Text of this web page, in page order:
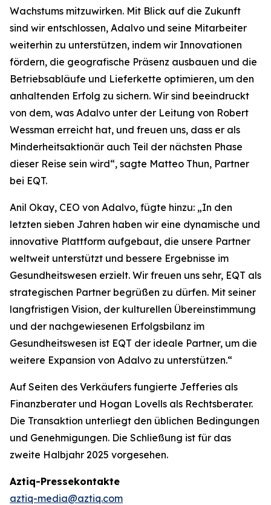
Wachstums mitzuwirken. Mit Blick auf die Zukunft
sind wir entschlossen, Adalvo und seine Mitarbeiter
weiterhin zu unterstützen, indem wir Innovationen
fördern, die geografische Präsenz ausbauen und die
Betriebsabläufe und Lieferkette optimieren, um den
anhaltenden Erfolg zu sichern. Wir sind beeindruckt
von dem, was Adalvo unter der Leitung von Robert
Wessman erreicht hat, und freuen uns, dass er als
Minderheitsaktionär auch Teil der nächsten Phase
dieser Reise sein wird“, sagte Matteo Thun, Partner
bei EQT.
Anil Okay, CEO von Adalvo, fügte hinzu: „In den
letzten sieben Jahren haben wir eine dynamische und
innovative Plattform aufgebaut, die unsere Partner
weltweit unterstützt und bessere Ergebnisse im
Gesundheitswesen erzielt. Wir freuen uns sehr, EQT als
strategischen Partner begrüßen zu dürfen. Mit seiner
langfristigen Vision, der kulturellen Übereinstimmung
und der nachgewiesenen Erfolgsbilanz im
Gesundheitswesen ist EQT der ideale Partner, um die
weitere Expansion von Adalvo zu unterstützen.“
Auf Seiten des Verkäufers fungierte Jefferies als
Finanzberater und Hogan Lovells als Rechtsberater.
Die Transaktion unterliegt den üblichen Bedingungen
und Genehmigungen. Die Schließung ist für das
zweite Halbjahr 2025 vorgesehen.
Aztiq-Pressekontakte
aztiq-media@aztiq.com